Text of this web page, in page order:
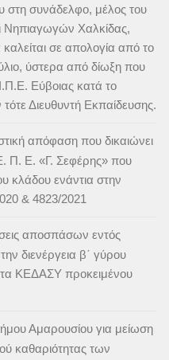
στη συνάδελφο, μέλος του
Νηπιαγωγών Χαλκίδας,
σε απολογία από το
ύστερα από δίωξη που
Εύβοιας κατά το
Διευθυντή Εκπαίδευσης.
απόφαση που δικαιώνει
Π. Ε. «Γ. Σεφέρης» που
κλάδου ενάντια στην
& 4823/2021
αποσπάσων εντός
διενέργεια β΄ γύρου
ΚΕΔΑΣΥ προκειμένου
Αμαρουσίου για μείωση
καθαριότητας των